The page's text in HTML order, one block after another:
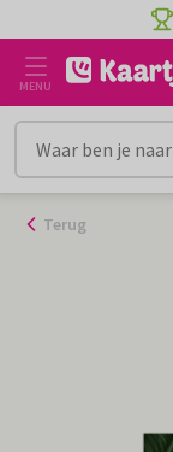
naar
inhoud
MENU
Terug